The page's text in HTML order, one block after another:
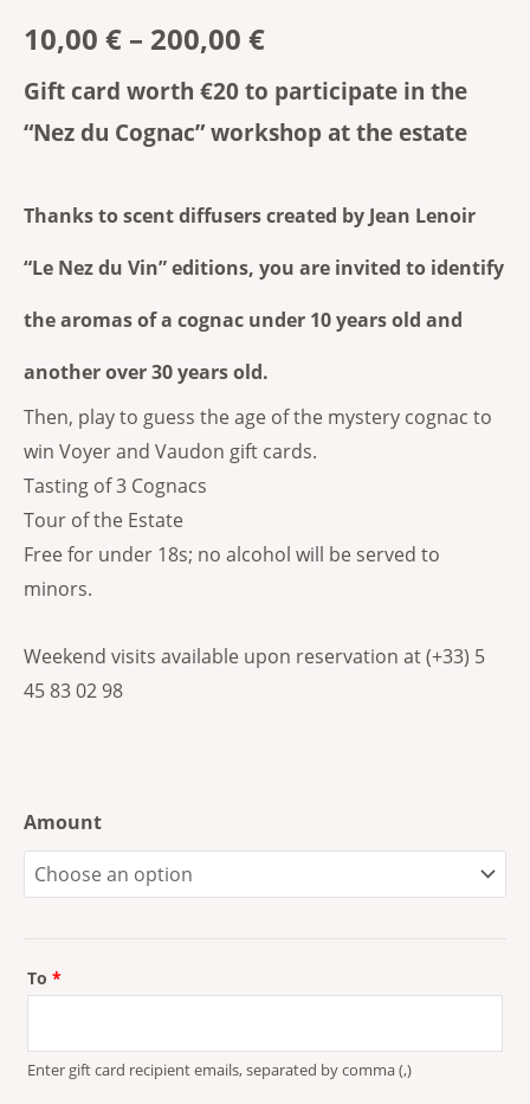
10,00 € – 200,00 €
Gift card worth €20 to participate in the
“Nez du Cognac” workshop at the estate
Thanks to scent diffusers created by Jean Lenoir
“Le Nez du Vin” editions, you are invited to identify
the aromas of a cognac under 10 years old and
another over 30 years old.
Then, play to guess the age of the mystery cognac to
win Voyer and Vaudon gift cards.
Tasting of 3 Cognacs
Tour of the Estate
Free for under 18s; no alcohol will be served to
minors.
Weekend visits available upon reservation at (+33) 5
45 83 02 98
Amount
To *
Enter gift card recipient emails, separated by comma (,)